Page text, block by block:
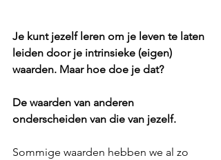
Je kunt jezelf leren om je leven te laten
leiden door je intrinsieke (eigen)
waarden. Maar hoe doe je dat?
De waarden van anderen
onderscheiden van die van jezelf.
Sommige waarden hebben we al zo